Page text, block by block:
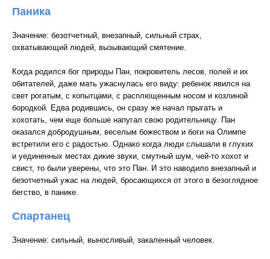
Паника
Значение: безотчетный, внезапный, сильный страх,
охватывающий людей, вызывающий смятение.
Когда родился бог природы Пан, покровитель лесов, полей и их
обитателей, даже мать ужаснулась его виду: ребенок явился на
свет рогатым, с копытцами, с расплющенным носом и козлиной
бородкой. Едва родившись, он сразу же начал прыгать и
хохотать, чем еще больше напугал свою родительницу. Пан
оказался добродушным, веселым божеством и боги на Олимпе
встретили его с радостью. Однако когда люди слышали в глухих
и уединенных местах дикие звуки, смутный шум, чей-то хохот и
свист, то были уверены, что это Пан. И это наводило внезапный и
безотчетный ужас на людей, бросающихся от этого в безоглядное
бегство, в панике.
Спартанец
Значение: сильный, выносливый, закаленный человек.